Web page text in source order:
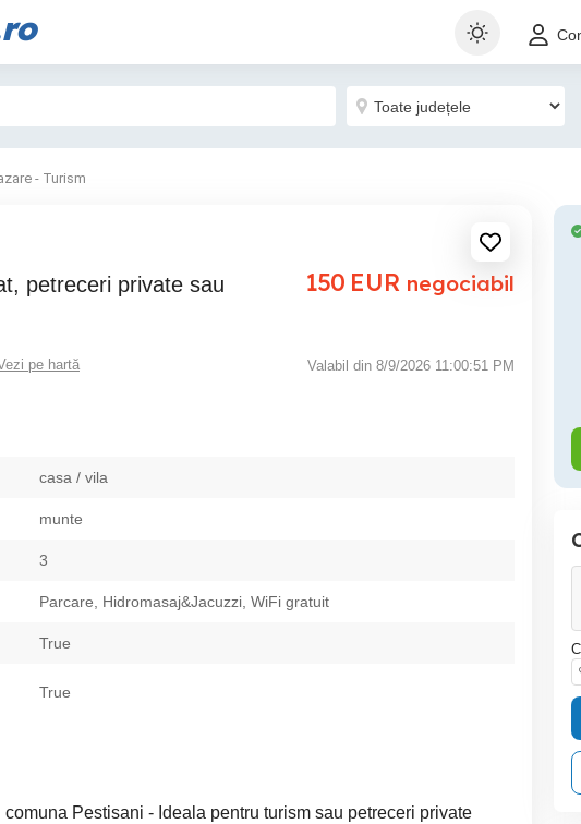
- Turism
150 EUR negociabil
pe hartă Valabil din 8/9/2026 11:00:51 PM
casa / vila
munte
3
Parcare, Hidromasaj&Jacuzzi, WiFi gratuit
True
True
Pestisani - Ideala pentru turism sau petreceri private